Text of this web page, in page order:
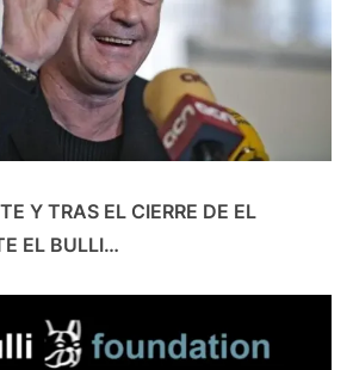
Y TRAS EL CIERRE DE EL
EL BULLI…